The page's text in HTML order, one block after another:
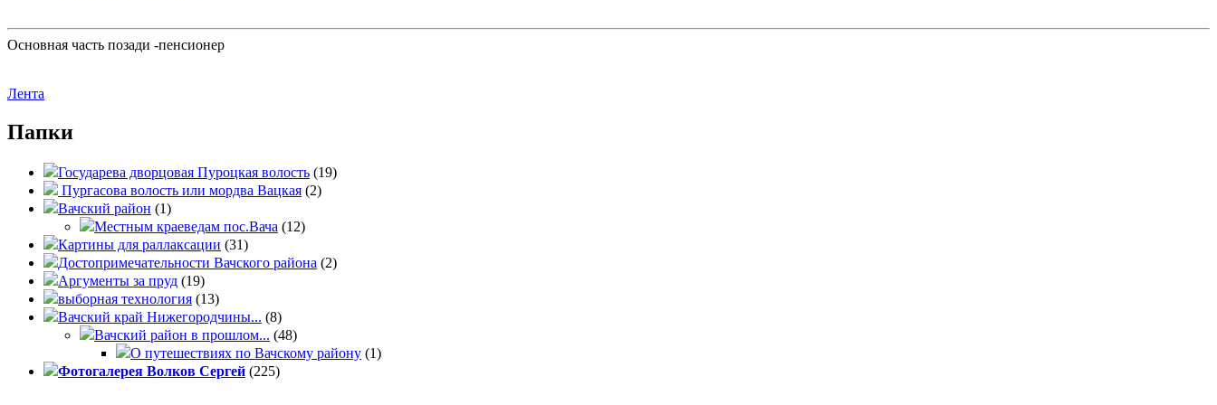
Основная часть позади -пенсионер
Лента
Папки
Государева дворцовая Пуроцкая волость (19)
Пургасова волость или мордва Вацкая (2)
Вачский район (1)
Местным краеведам пос.Вача (12)
Картины для раллаксации (31)
Достопримечательности Вачского района (2)
Аргументы за пруд (19)
выборная технология (13)
Вачский край Нижегородчины... (8)
Вачский район в прошлом... (48)
О путешествиях по Вачскому району (1)
Фотогалерея Волков Сергей (225)